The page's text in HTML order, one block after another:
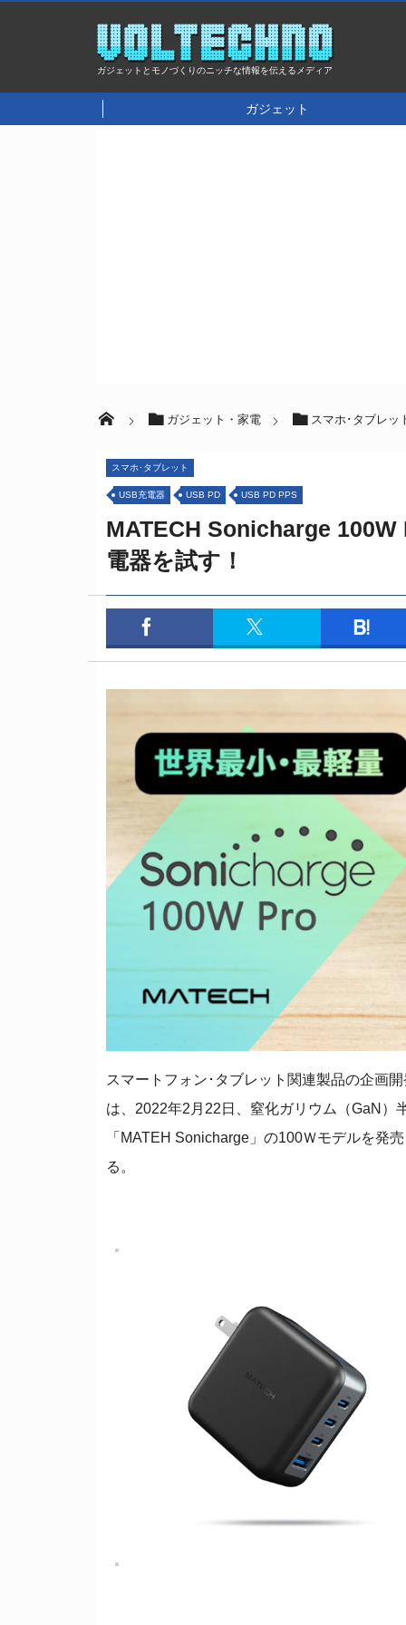
ガジェットとモノづくりのニッチな情報を伝えるメディア
ガジェット
ガジェット・家電 スマホ･タブレッ
スマホ･タブレット
USB充電器 USB PD USB PD PPS
MATECH Sonicharge
電器を試す！
スマートフォン･タブレット関連製品の企画
は、2022年2月22日、窒化ガリウム（GaN）
「MATEH Sonicharge」の100Ｗモデルを発
る。